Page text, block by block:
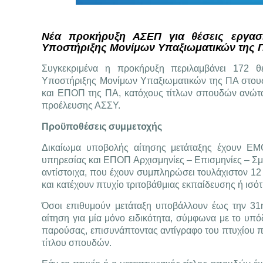
Νέα προκήρυξη ΑΣΕΠ για θέσεις
Υποστήριξης Μονίμων Υπαξιωματικών της
Συγκεκριμένα η προκήρυξη περιλαμβάνει 172
Υποστήριξης Μονίμων Υπαξιωματικών της ΠΑ
και ΕΠΟΠ της ΠΑ, κατόχους τίτλων σπουδών
προέλευσης ΑΣΣΥ.
Προϋποθέσεις συμμετοχής
Δικαίωμα υποβολής αίτησης μετάταξης έχουν
υπηρεσίας και ΕΠΟΠ Αρχισμηνίες – Επισμηνίες –
αντίστοιχα, που έχουν συμπληρώσει τουλάχιστον
και κατέχουν πτυχίο τριτοβάθμιας εκπαίδευσης ή
Όσοι επιθυμούν μετάταξη υποβάλλουν έως την
αίτηση για μία μόνο ειδικότητα, σύμφωνα με το
παρούσας, επισυνάπτοντας αντίγραφο του πτυχίου
τίτλου σπουδών.